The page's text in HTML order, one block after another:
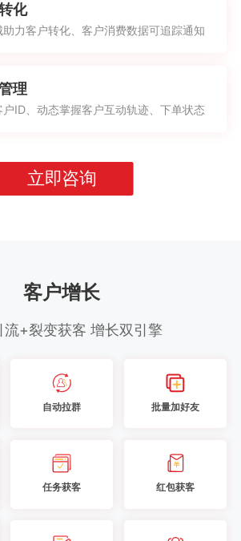
化
助力客户转化、客户消费数据可追踪通知
理
户ID、动态掌握客户互动轨迹、下单状态
立即咨询
客户增长
流+裂变获客 增长双引擎
自动拉群 批量加好友
任务获客 红包获客